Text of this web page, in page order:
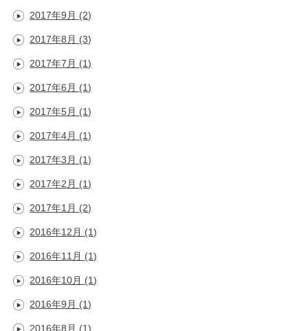
2017年9月 (2)
2017年8月 (3)
2017年7月 (1)
2017年6月 (1)
2017年5月 (1)
2017年4月 (1)
2017年3月 (1)
2017年2月 (1)
2017年1月 (2)
2016年12月 (1)
2016年11月 (1)
2016年10月 (1)
2016年9月 (1)
2016年8月 (1)